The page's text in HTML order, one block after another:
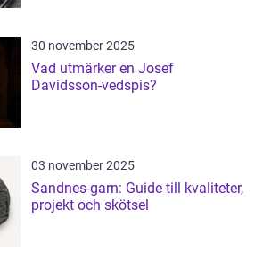
30 november 2025
Vad utmärker en Josef
Davidsson-vedspis?
03 november 2025
Sandnes-garn: Guide till kvaliteter,
projekt och skötsel